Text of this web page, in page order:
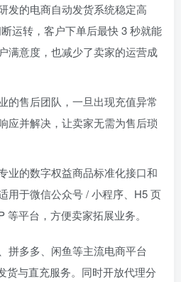
发的电商自动发货系统稳定高
运转，客户下单后最快 3 秒就能
满意度，也减少了卖家的运营成
的售后团队，一旦出现充值异常
应并解决，让卖家无需为售后琐
业的数字权益商品标准化接口和
用于微信公众号 / 小程序、H5 页
等平台，方便卖家拓展业务。
拼多多、闲鱼等主流电商平台
货与直充服务。同时开放代理分